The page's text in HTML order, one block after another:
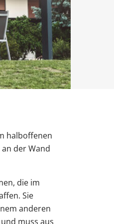
nach Maß
halboffenen
der Wand
die im
Sie
anderen
muss aus